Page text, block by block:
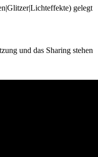
gelegt
und das Sharing stehen